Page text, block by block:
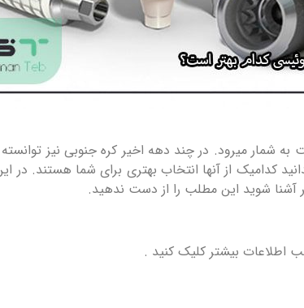
به شمار میرود. در چند دهه اخیر کره جنوبی نیز
کدامیک از آنها انتخاب بهتری برای شما هستند. در
آشنا شوید این مطلب را از دست ندهید.
بیشتر کلیک کنید .